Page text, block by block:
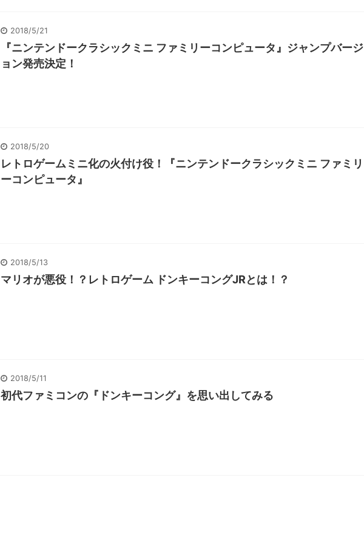
2018/5/21
『ニンテンドークラシックミニ ファミリーコンピュータ』ジャンプバージ
ョン発売決定！
2018/5/20
レトロゲームミニ化の火付け役！『ニンテンドークラシックミニ ファミリ
ーコンピュータ』
2018/5/13
マリオが悪役！？レトロゲーム ドンキーコングJRとは！？
2018/5/11
初代ファミコンの『ドンキーコング』を思い出してみる